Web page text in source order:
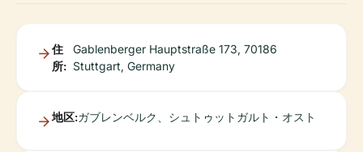
住
所:
Gablenberger Hauptstraße 173, 70186
Stuttgart, Germany
地区:ガブレンベルク、シュトゥットガルト・オスト